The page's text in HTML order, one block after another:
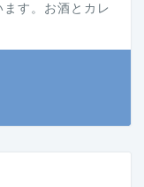
す。お酒とカレ